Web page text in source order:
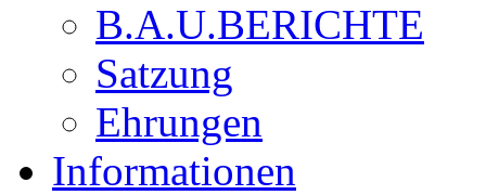
B.A.U.BERICHTE
Satzung
Ehrungen
Informationen